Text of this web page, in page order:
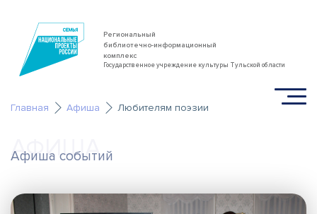
Региональный
библиотечно-информационный
комплекс
Государственное учреждение культуры Тульской области
Главная Афиша Любителям поэзии
Афиша событий
АФИША